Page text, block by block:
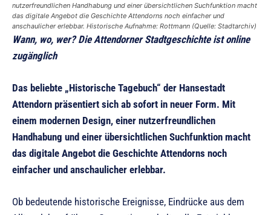
nutzerfreundlichen Handhabung und einer übersichtlichen Suchfunktion macht
das digitale Angebot die Geschichte Attendorns noch einfacher und
anschaulicher erlebbar. Historische Aufnahme: Rottmann (Quelle: Stadtarchiv)
Wann, wo, wer? Die Attendorner Stadtgeschichte ist online
zugänglich
Das beliebte „Historische Tagebuch“ der Hansestadt
Attendorn präsentiert sich ab sofort in neuer Form. Mit
einem modernen Design, einer nutzerfreundlichen
Handhabung und einer übersichtlichen Suchfunktion macht
das digitale Angebot die Geschichte Attendorns noch
einfacher und anschaulicher erlebbar.
Ob bedeutende historische Ereignisse, Eindrücke aus dem